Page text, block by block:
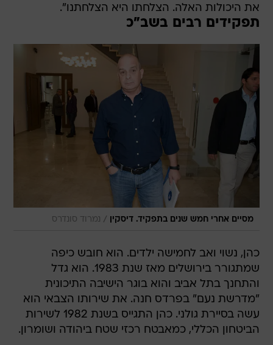
את היכולות האלה. הצלחתו היא הצלחתנו".
תפקידים רבים בשב"כ
מסיים אחרי חמש שנים בתפקיד. דיסקין / נמרוד סונדרס
כהן, נשוי ואב לחמישה ילדים. הוא חובש כיפה
שמתגורר בירושלים מאז שנת 1983. הוא גדל
והתחנך בתל אביב והוא בוגר הישיבה התיכונית
"מדרשת נעם" בפרדס חנה. את שירותו הצבאי הוא
עשה בסיירת גולני. כהן התגייס בשנת 1982 לשירות
הביטחון הכללי, כמאבטח רכזי שטח ביהודה ושומרון.